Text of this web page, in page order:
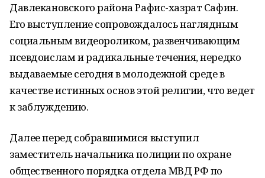
Давлекановского района Рафис-хазрат Сафин.
Его выступление сопровождалось наглядным
социальным видеороликом, развенчивающим
псевдоислам и радикальные течения, нередко
выдаваемые сегодня в молодежной среде в
качестве истинных основ этой религии, что ведет
к заблуждению.
Далее перед собравшимися выступил
заместитель начальника полиции по охране
общественного порядка отдела МВД РФ по